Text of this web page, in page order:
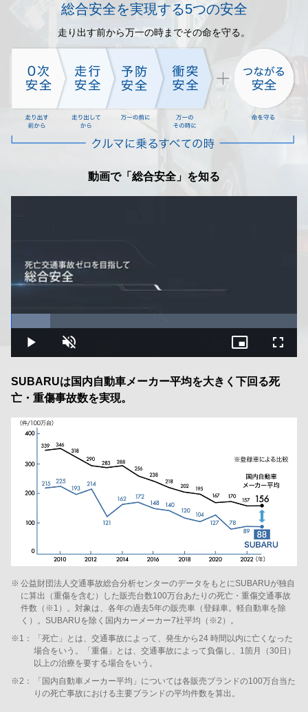
総合安全を実現する5つの安全
走り出す前から万一の時までその命を守る。
動画で「総合安全」を知る
Play Unmute
13.78%
Picture-
in-
SUBARUは国内自動車メーカー平均を大きく下回る死
亡・重傷事故数を実現。
※ 公益財団法人交通事故総合分析センターのデータをもとにSUBARUが独自
に算出（重傷を含む）した販売台数100万台あたりの死亡・重傷交通事故
件数（※1）。対象は、各年の過去5年の販売車（登録車。軽自動車を除
く）。SUBARUを除く国内カーメーカー7社平均（※2）。
※1：
「死亡」とは、交通事故によって、発生から24 時間以内に亡くなった
場合をいう。「重傷」とは、交通事故によって負傷し、1箇月（30日）
以上の治療を要する場合をいう。
※2：
「国内自動車メーカー平均」については各販売ブランドの100万台当た
りの死亡事故における主要ブランドの平均件数を算出。